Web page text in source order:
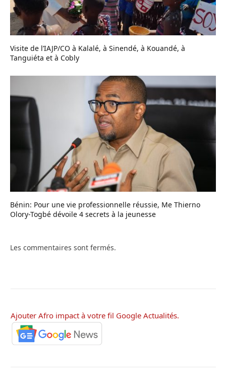
Visite de l’IAJP/CO à Kalalé, à Sinendé, à Kouandé, à
Tanguiéta et à Cobly
Bénin: Pour une vie professionnelle réussie, Me Thierno
Olory-Togbé dévoile 4 secrets à la jeunesse
Les commentaires sont fermés.
Ajouter Afro impact à votre fil Google Actualités.